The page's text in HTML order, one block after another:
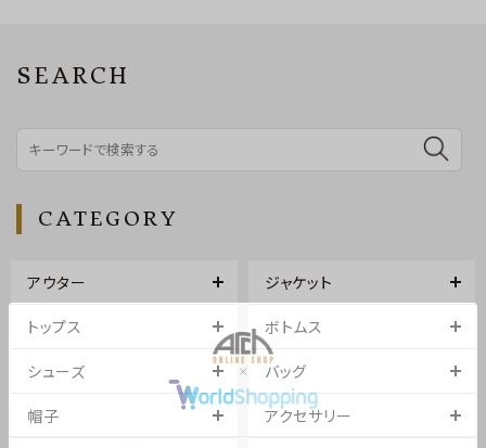
SEARCH
CATEGORY
アウター ジャケット
トップス ボトムス
シューズ バッグ
帽子 アクセサリー